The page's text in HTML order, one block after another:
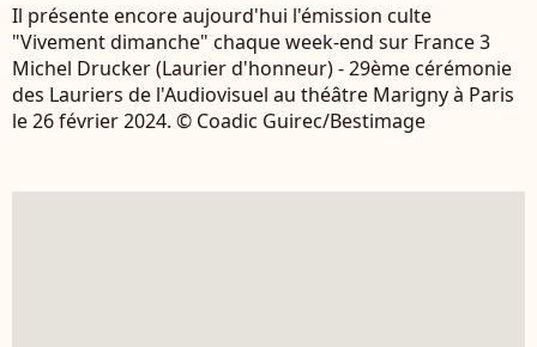
Il présente encore aujourd'hui l'émission culte
"Vivement dimanche" chaque week-end sur France 3
Michel Drucker (Laurier d'honneur) - 29ème cérémonie
des Lauriers de l'Audiovisuel au théâtre Marigny à Paris
le 26 février 2024. © Coadic Guirec/Bestimage